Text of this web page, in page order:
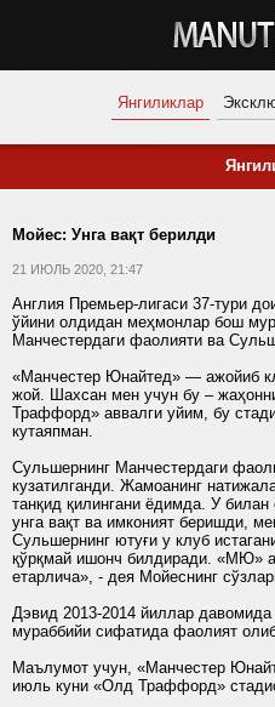
Янгиликлар
Мойес: Унга вақт берилди
21 ИЮЛЬ 2020, 21:47
Англия Премьер-лигаси 37-тури
ўйини олдидан меҳмонлар бош
Манчестердаги фаолияти ва
«Манчестер Юнайтед» — ажойиб
жой. Шахсан мен учун бу –
Траффорд» аввалги уйим, бу
кутаяпман.
Сульшернинг Манчестердаги
кузатилганди. Жамоанинг
танқид қилингани ёдимда. У
унга вақт ва имконият беришди,
Сульшернинг ютуғи у клуб
қўрқмай ишонч билдиради. «МЮ»
етарлича», - дея Мойеснинг
Дэвид 2013-2014 йиллар
мураббийи сифатида фаолият
Маълумот учун, «Манчестер
июль куни «Олд Траффорд»